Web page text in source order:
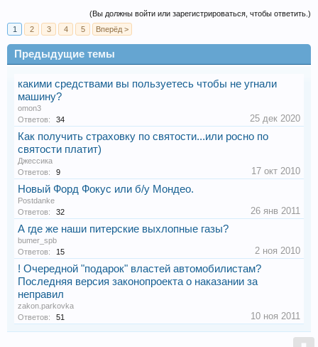
(Вы должны войти или зарегистрироваться, чтобы ответить.)
1
2 3 4 5 Вперёд >
Предыдущие темы
какими средствами вы пользуетесь чтобы не угнали
машину?
omon3
Ответов:
34 25 дек 2020
Как получить страховку по святости...или росно по
святости платит)
Джессика
Ответов:
9 17 окт 2010
Новый Форд Фокус или б/у Мондео.
Postdanke
Ответов:
32 26 янв 2011
А где же наши питерские выхлопные газы?
bumer_spb
Ответов:
15 2 ноя 2010
! Очередной "подарок" властей автомобилистам?
Последняя версия законопроекта о наказании за
неправил
zakon.parkovka
Ответов:
51 10 ноя 2011